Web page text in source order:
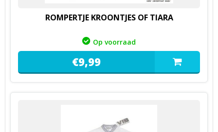
ROMPERTJE KROONTJES OF TIARA
Op voorraad
€9,99